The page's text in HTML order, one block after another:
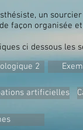
un
façon organisée
ci dessous les
2
artificielles